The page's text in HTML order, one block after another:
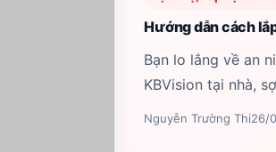
Hướng dẫn cách
Bạn lo lắng về an
KBVision tại nhà,
Nguyễn Trường Thi26/